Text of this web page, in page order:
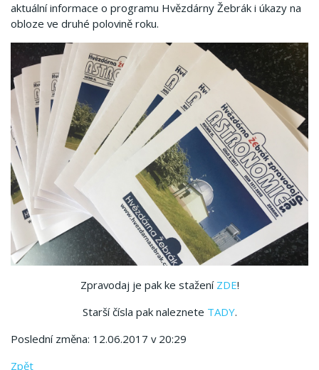
aktuální informace o programu Hvězdárny Žebrák i úkazy na
obloze ve druhé polovině roku.
Zpravodaj je pak ke stažení ZDE!
Starší čísla pak naleznete TADY.
Poslední změna: 12.06.2017 v 20:29
Zpět